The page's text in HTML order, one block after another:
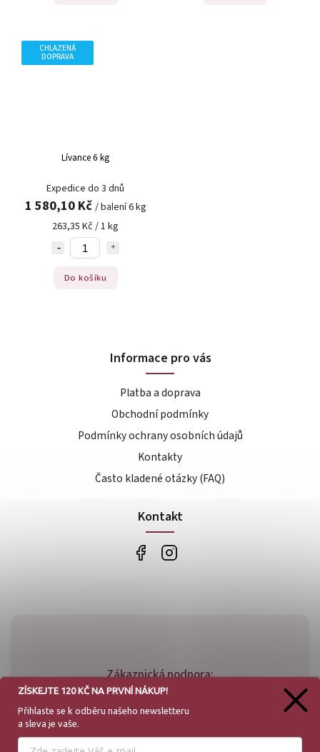
Používáme cookies, abychom Vám umožnili pohodlné
CHLAZENÁ
DOPRAVA
Lívance 6 kg
Expedice do 3 dnů
1 580,10 Kč / balení 6 kg
263,35 Kč / 1 kg
Do košíku
Zákaznická podpora:
+420 773 779 781
Informace pro vás
Platba a doprava
Obchodní podmínky
Podmínky ochrany osobních údajů
Kontakty
Často kladené otázky (FAQ)
Kontakt
ZÍSKEJTE 120 KČ NA PRVNÍ NÁKUP!
Přihlaste se k odběru našeho newsletteru
a sleva je vaše.